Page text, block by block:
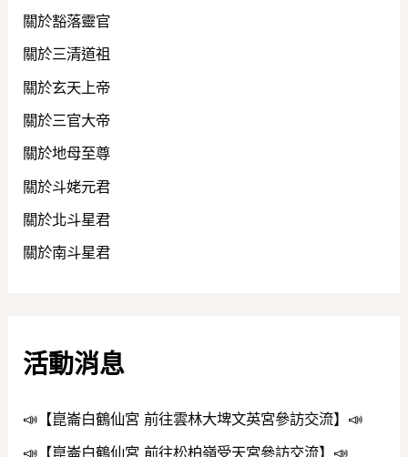
關於豁落靈官
關於三清道祖
關於玄天上帝
關於三官大帝
關於地母至尊
關於斗姥元君
關於北斗星君
關於南斗星君
活動消息
📣【崑崙白鶴仙宮 前往雲林大埤文英宮參訪交流】📣
📣【崑崙白鶴仙宮 前往松柏嶺受天宮參訪交流】📣